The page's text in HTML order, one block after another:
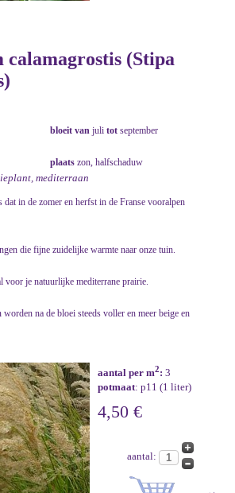
calamagrostis (Stipa
bloeit van juli tot september
plaats zon, halfschaduw
mediterraan
dat in de zomer en herfst in de Franse vooralpen
die fijne zuidelijke warmte naar onze tuin.
voor je natuurlijke mediterrane prairie.
na de bloei steeds voller en meer beige en
aantal per m2: 3
potmaat: p11 (1 liter)
4,50 €
aantal: